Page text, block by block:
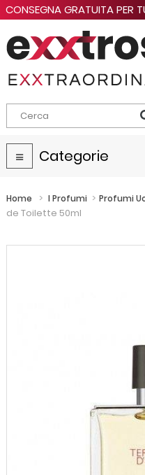
CONSEGNA GRATUITA PER
Navigazione
Toggle
Categorie
Home > I Profumi > Profumi
de Toilette 50ml